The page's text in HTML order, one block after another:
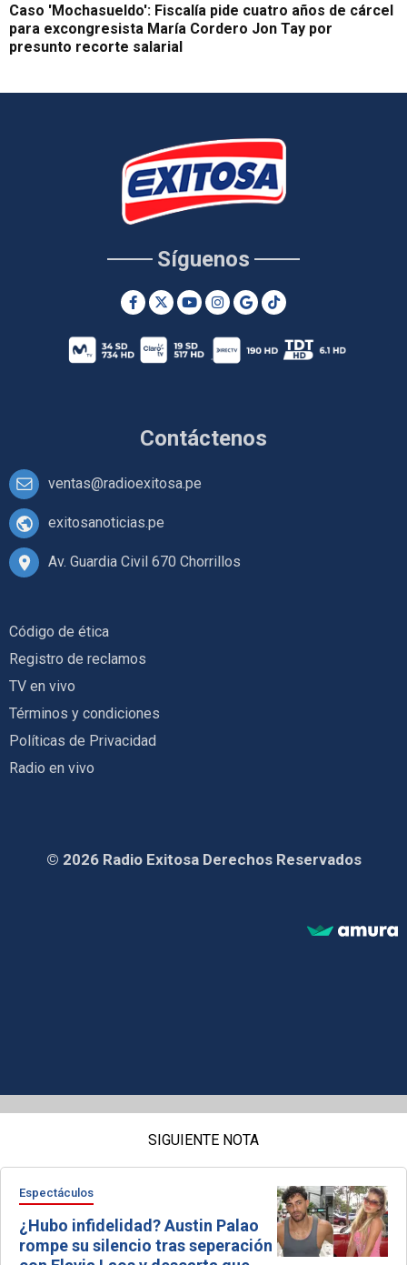
Caso 'Mochasueldo': Fiscalía pide cuatro años de cárcel
para excongresista María Cordero Jon Tay por
presunto recorte salarial
Contáctenos
ventas@radioexitosa.pe
exitosanoticias.pe
Av. Guardia Civil 670 Chorrillos
Síguenos
Código de ética
Registro de reclamos
TV en vivo
Términos y condiciones
Políticas de Privacidad
Radio en vivo
© 2026 Radio Exitosa Derechos Reservados
SIGUIENTE NOTA
Espectáculos
¿Hubo infidelidad? Austin Palao
rompe su silencio tras seperación